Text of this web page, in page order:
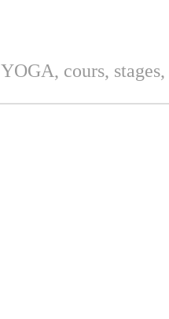
YOGA, cours,